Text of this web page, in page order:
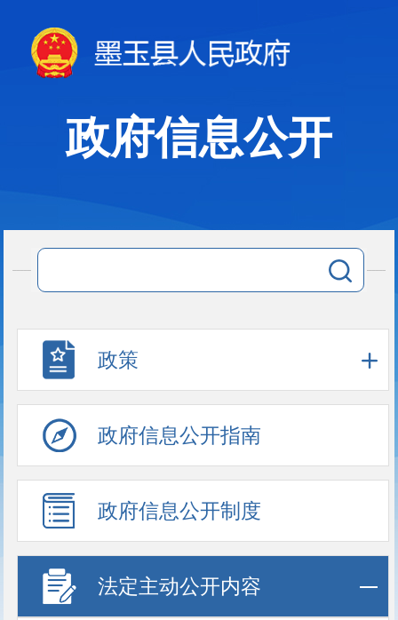
政府信息公开
政策
政府信息公开指南
政府信息公开制度
法定主动公开内容